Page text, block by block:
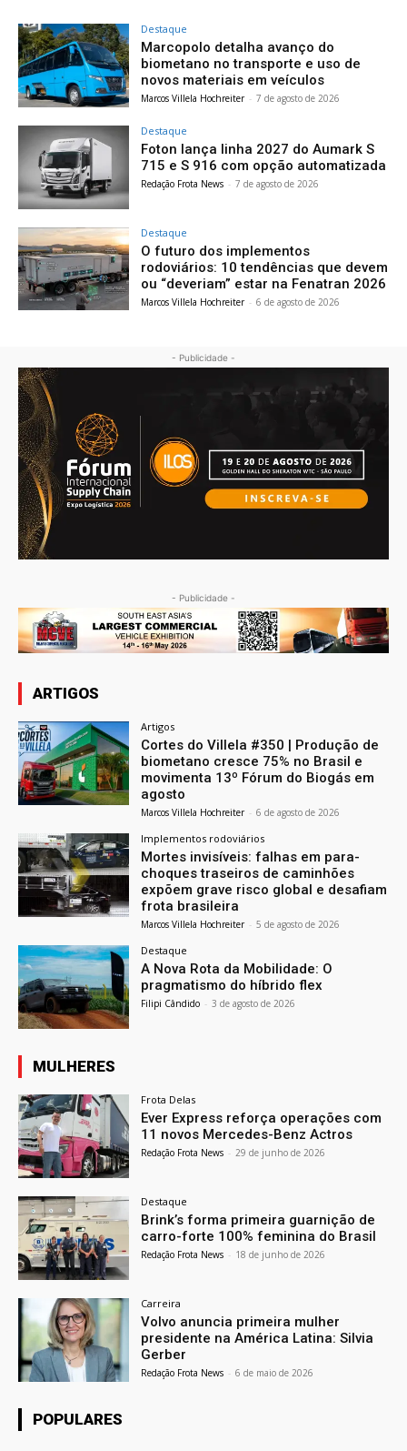
Destaque
Marcopolo detalha avanço do
biometano no transporte e uso de
novos materiais em veículos
Marcos Villela Hochreiter - 7 de agosto de 2026
Destaque
Foton lança linha 2027 do Aumark S
715 e S 916 com opção automatizada
Redação Frota News - 7 de agosto de 2026
Destaque
O futuro dos implementos
rodoviários: 10 tendências que devem
ou “deveriam” estar na Fenatran 2026
Marcos Villela Hochreiter - 6 de agosto de 2026
- Publicidade -
- Publicidade -
ARTIGOS
Artigos
Cortes do Villela #350 | Produção de
biometano cresce 75% no Brasil e
movimenta 13º Fórum do Biogás em
agosto
Marcos Villela Hochreiter - 6 de agosto de 2026
Implementos rodoviários
Mortes invisíveis: falhas em para-
choques traseiros de caminhões
expõem grave risco global e desafiam
frota brasileira
Marcos Villela Hochreiter - 5 de agosto de 2026
Destaque
A Nova Rota da Mobilidade: O
pragmatismo do híbrido flex
Filipi Cândido - 3 de agosto de 2026
MULHERES
Frota Delas
Ever Express reforça operações com
11 novos Mercedes-Benz Actros
Redação Frota News - 29 de junho de 2026
Destaque
Brink’s forma primeira guarnição de
carro-forte 100% feminina do Brasil
Redação Frota News - 18 de junho de 2026
Carreira
Volvo anuncia primeira mulher
presidente na América Latina: Silvia
Gerber
Redação Frota News - 6 de maio de 2026
POPULARES